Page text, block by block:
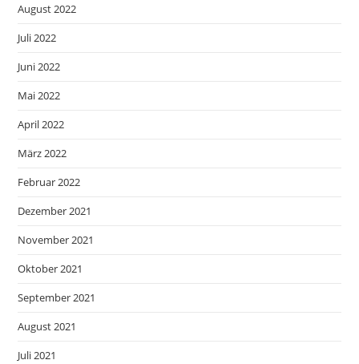
August 2022
Juli 2022
Juni 2022
Mai 2022
April 2022
März 2022
Februar 2022
Dezember 2021
November 2021
Oktober 2021
September 2021
August 2021
Juli 2021